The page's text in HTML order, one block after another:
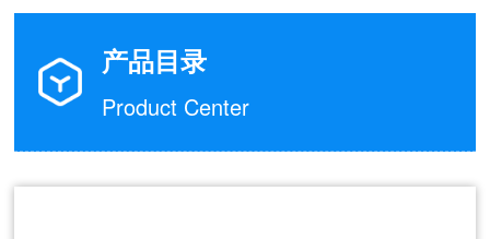
产品目录
Product Center